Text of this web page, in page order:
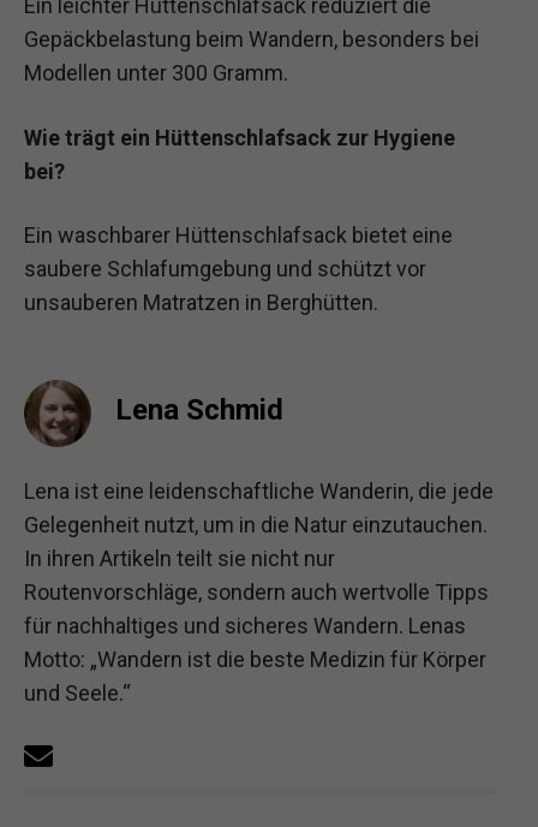
Ein leichter Hüttenschlafsack reduziert die
Gepäckbelastung beim Wandern, besonders bei
Modellen unter 300 Gramm.
Wie trägt ein Hüttenschlafsack zur Hygiene
bei?
Ein waschbarer Hüttenschlafsack bietet eine
saubere Schlafumgebung und schützt vor
unsauberen Matratzen in Berghütten.
Lena Schmid
Lena ist eine leidenschaftliche Wanderin, die jede
Gelegenheit nutzt, um in die Natur einzutauchen.
In ihren Artikeln teilt sie nicht nur
Routenvorschläge, sondern auch wertvolle Tipps
für nachhaltiges und sicheres Wandern. Lenas
Motto: „Wandern ist die beste Medizin für Körper
und Seele.“